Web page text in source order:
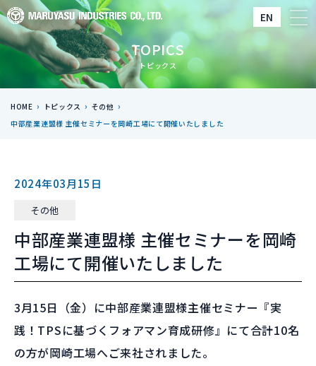
EN
TOPICS
トピックス
HOME › トピックス › その他 ›
中部産業連盟様 主催セミナーを岡崎工場にて開催いたしました
2024年03月15日
その他
中部産業連盟様 主催セミナーを岡崎
工場にて開催いたしました
3月15日（金）に中部産業連盟様主催セミナー『実
践！TPSに基づくフォアマン育成研修』にて合計10名
の方が岡崎工場へご来社されました。